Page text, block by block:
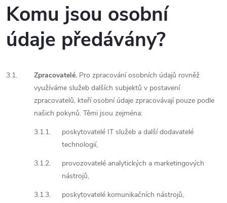
Komu jsou osobní
údaje předávány?
3.1. Zpracovatelé. Pro zpracování osobních údajů rovněž
využíváme služeb dalších subjektů v postavení
zpracovatelů, kteří osobní údaje zpracovávají pouze podle
našich pokynů. Těmi jsou zejména:
3.1.1.
poskytovatelé IT služeb a další dodavatelé
technologií,
3.1.2.
provozovatelé analytických a marketingových
nástrojů,
3.1.3.
poskytovatelé komunikačních nástrojů,